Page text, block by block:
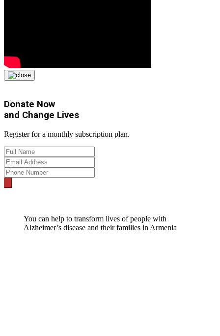
Donate Now
and Change Lives
Register for a monthly subscription plan.
You can help to transform lives of people with
Alzheimer’s disease and their families in Armenia